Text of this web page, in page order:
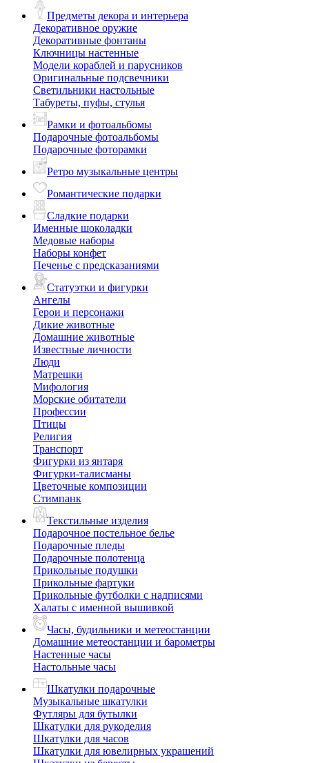
Предметы декора и интерьера
Декоративное оружие
Декоративные фонтаны
Ключницы настенные
Модели кораблей и парусников
Оригинальные подсвечники
Светильники настольные
Табуреты, пуфы, стулья
Рамки и фотоальбомы
Подарочные фотоальбомы
Подарочные фоторамки
Ретро музыкальные центры
Романтические подарки
Сладкие подарки
Именные шоколадки
Медовые наборы
Наборы конфет
Печенье с предсказаниями
Статуэтки и фигурки
Ангелы
Герои и персонажи
Дикие животные
Домашние животные
Известные личности
Люди
Матрешки
Мифология
Морские обитатели
Профессии
Птицы
Религия
Транспорт
Фигурки из янтаря
Фигурки-талисманы
Цветочные композиции
Стимпанк
Текстильные изделия
Подарочное постельное белье
Подарочные пледы
Подарочные полотенца
Прикольные подушки
Прикольные фартуки
Прикольные футболки с надписями
Халаты с именной вышивкой
Часы, будильники и метеостанции
Домашние метеостанции и барометры
Настенные часы
Настольные часы
Шкатулки подарочные
Музыкальные шкатулки
Футляры для бутылки
Шкатулки для рукоделия
Шкатулки для часов
Шкатулки для ювелирных украшений